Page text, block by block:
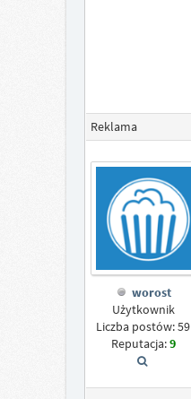
Reklama
worost
Użytkownik
Liczba postów: 59
Reputacja:9